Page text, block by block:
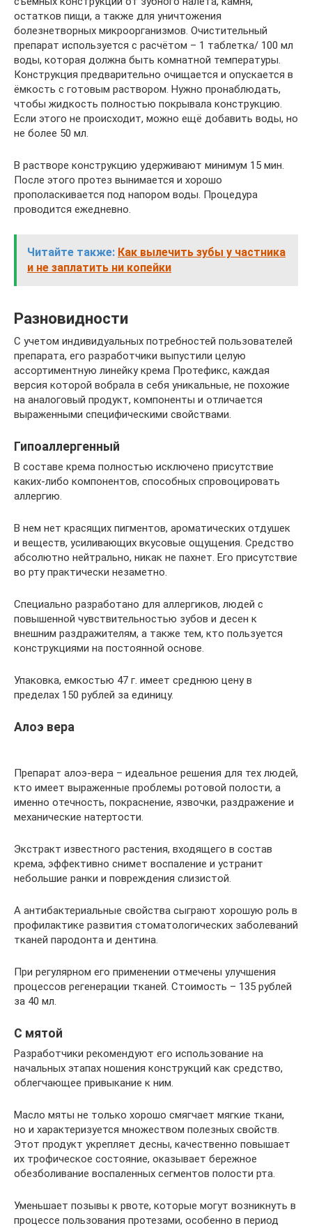
остатков пищи, а также для уничтожения
болезнетворных микроорганизмов. Очистительный
препарат используется с расчётом – 1 таблетка/ 100 мл
воды, которая должна быть комнатной температуры.
Конструкция предварительно очищается и опускается в
ёмкость с готовым раствором. Нужно пронаблюдать,
чтобы жидкость полностью покрывала конструкцию.
Если этого не происходит, можно ещё добавить воды, но
не более 50 мл.
В растворе конструкцию удерживают минимум 15 мин.
После этого протез вынимается и хорошо
прополаскивается под напором воды. Процедура
проводится ежедневно.
Читайте также: Как вылечить зубы у частника
и не заплатить ни копейки
Разновидности
С учетом индивидуальных потребностей пользователей
препарата, его разработчики выпустили целую
ассортиментную линейку крема Протефикс, каждая
версия которой вобрала в себя уникальные, не похожие
на аналоговый продукт, компоненты и отличается
выраженными специфическими свойствами.
Гипоаллергенный
В составе крема полностью исключено присутствие
каких-либо компонентов, способных спровоцировать
аллергию.
В нем нет красящих пигментов, ароматических отдушек
и веществ, усиливающих вкусовые ощущения. Средство
абсолютно нейтрально, никак не пахнет. Его присутствие
во рту практически незаметно.
Специально разработано для аллергиков, людей с
повышенной чувствительностью зубов и десен к
внешним раздражителям, а также тем, кто пользуется
конструкциями на постоянной основе.
Упаковка, емкостью 47 г. имеет среднюю цену в
пределах 150 рублей за единицу.
Алоэ вера
Препарат алоэ-вера – идеальное решения для тех людей,
кто имеет выраженные проблемы ротовой полости, а
именно отечность, покраснение, язвочки, раздражение и
механические натертости.
Экстракт известного растения, входящего в состав
крема, эффективно снимет воспаление и устранит
небольшие ранки и повреждения слизистой.
А антибактериальные свойства сыграют хорошую роль в
профилактике развития стоматологических заболеваний
тканей пародонта и дентина.
При регулярном его применении отмечены улучшения
процессов регенерации тканей. Стоимость – 135 рублей
за 40 мл.
С мятой
Разработчики рекомендуют его использование на
начальных этапах ношения конструкций как средство,
облегчающее привыкание к ним.
Масло мяты не только хорошо смягчает мягкие ткани,
но и характеризуется множеством полезных свойств.
Этот продукт укрепляет десны, качественно повышает
их трофическое состояние, оказывает бережное
обезболивание воспаленных сегментов полости рта.
Уменьшает позывы к рвоте, которые могут возникнуть в
процессе пользования протезами, особенно в период